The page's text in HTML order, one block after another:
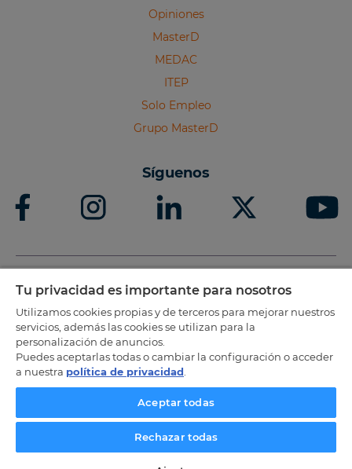
Opiniones
MasterD
MEDAC
ITEP
Solo Empleo
Grupo MasterD
Síguenos
Titulo oficial acreditado por las CCAA
Tu privacidad es importante para nosotros
Utilizamos cookies propias y de terceros para mejorar nuestros
servicios, además las cookies se utilizan para la
personalización de anuncios.
Puedes aceptarlas todas o cambiar la configuración o acceder
a nuestra política de privacidad
Aceptar todas
Rechazar todas